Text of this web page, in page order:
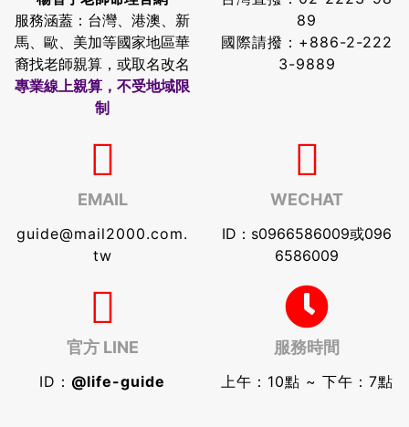
服務涵蓋：台灣、港澳、新
馬、歐、美加等國家地區華
裔找老師親算，或取名改名
專業線上親算，不受地域限
制
89
國際請撥： +886-2-222
3-9889
EMAIL
guide@mail2000.com.
tw
WECHAT
ID：s0966586009或096
6586009
官方 LINE
ID： @life-guide
服務時間
上午：10點 ~ 下午：7點